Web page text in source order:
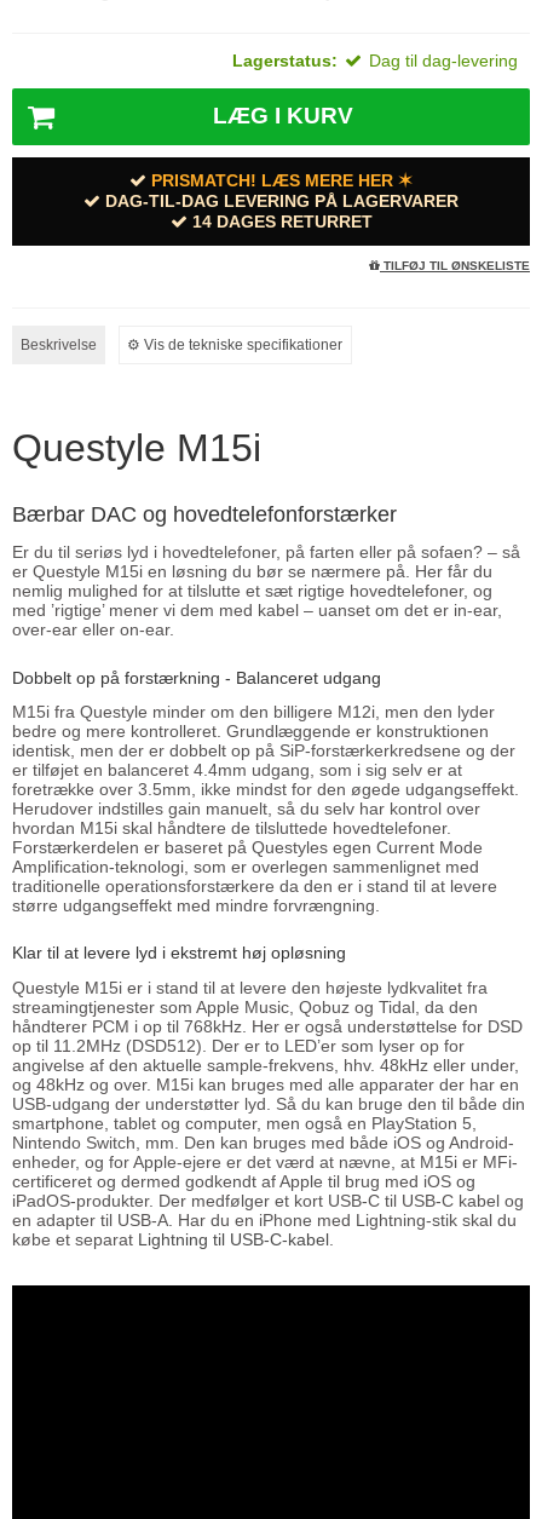
Lagerstatus: Dag til dag-levering
LÆG I KURV
PRISMATCH! LÆS MERE HER ✶
DAG-TIL-DAG LEVERING PÅ LAGERVARER
14 DAGES RETURRET
TILFØJ TIL ØNSKELISTE
Beskrivelse ⚙︎ Vis de tekniske specifikationer
Questyle M15i
Bærbar DAC og hovedtelefonforstærker
Er du til seriøs lyd i hovedtelefoner, på farten eller på sofaen? – så
er Questyle M15i en løsning du bør se nærmere på. Her får du
nemlig mulighed for at tilslutte et sæt rigtige hovedtelefoner, og
med ’rigtige’ mener vi dem med kabel – uanset om det er in-ear,
over-ear eller on-ear.
Dobbelt op på forstærkning - Balanceret udgang
M15i fra Questyle minder om den billigere M12i, men den lyder
bedre og mere kontrolleret. Grundlæggende er konstruktionen
identisk, men der er dobbelt op på SiP-forstærkerkredsene og der
er tilføjet en balanceret 4.4mm udgang, som i sig selv er at
foretrække over 3.5mm, ikke mindst for den øgede udgangseffekt.
Herudover indstilles gain manuelt, så du selv har kontrol over
hvordan M15i skal håndtere de tilsluttede hovedtelefoner.
Forstærkerdelen er baseret på Questyles egen Current Mode
Amplification-teknologi, som er overlegen sammenlignet med
traditionelle operationsforstærkere da den er i stand til at levere
større udgangseffekt med mindre forvrængning.
Klar til at levere lyd i ekstremt høj opløsning
Questyle M15i er i stand til at levere den højeste lydkvalitet fra
streamingtjenester som Apple Music, Qobuz og Tidal, da den
håndterer PCM i op til 768kHz. Her er også understøttelse for DSD
op til 11.2MHz (DSD512). Der er to LED’er som lyser op for
angivelse af den aktuelle sample-frekvens, hhv. 48kHz eller under,
og 48kHz og over. M15i kan bruges med alle apparater der har en
USB-udgang der understøtter lyd. Så du kan bruge den til både din
smartphone, tablet og computer, men også en PlayStation 5,
Nintendo Switch, mm. Den kan bruges med både iOS og Android-
enheder, og for Apple-ejere er det værd at nævne, at M15i er MFi-
certificeret og dermed godkendt af Apple til brug med iOS og
iPadOS-produkter. Der medfølger et kort USB-C til USB-C kabel og
en adapter til USB-A. Har du en iPhone med Lightning-stik skal du
købe et separat Lightning til USB-C-kabel